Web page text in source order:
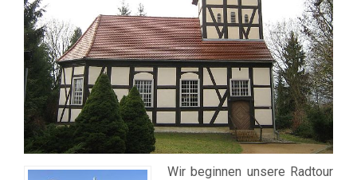
Wir beginnen unsere Radtour